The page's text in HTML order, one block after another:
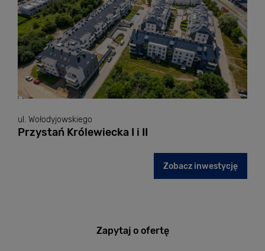
ul. Wołodyjowskiego
Przystań Królewiecka I i II
Zobacz inwestycję
Zapytaj o ofertę